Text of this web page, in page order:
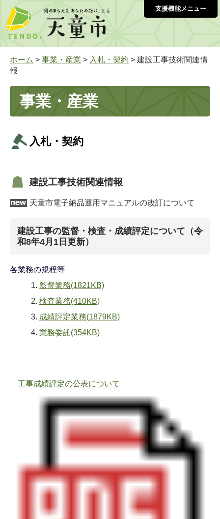
支援機能メニュー
ホーム > 事業・産業 > 入札・契約 > 建設工事技術関連情
報
事業・産業
入札・契約
建設工事技術関連情報
天童市電子納品運用マニュアルの改訂について
建設工事の監督・検査・成績評定について（令
和8年4月1日更新）
各業務の規程等
監督業務(1821KB)
検査業務(410KB)
成績評定業務(1879KB)
業務委託(354KB)
工事成績評定の公表について